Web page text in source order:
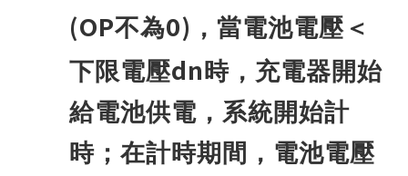
(OP不為0) ，當電池電壓＜
下限電壓dn時，充電器開始
給電池供電，系統開始計
時；在計時期間，電池電壓